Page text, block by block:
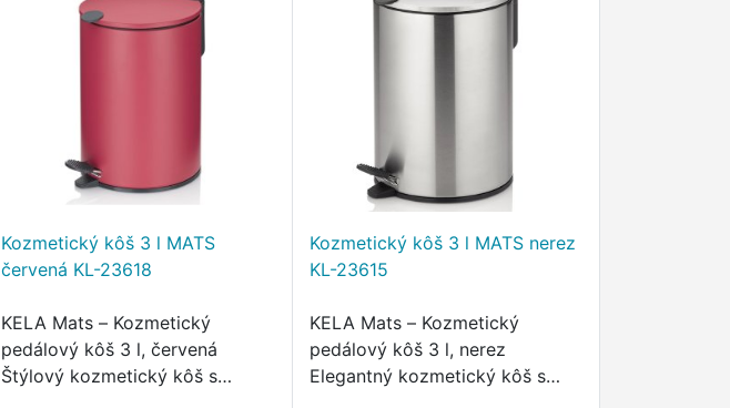
Kozmetický kôš 3 l MATS
červená KL-23618
KELA Mats – Kozmetický
pedálový kôš 3 l, červená
Štýlový kozmetický kôš s
Kozmetický kôš 3 l MATS nerez
KL-23615
KELA Mats – Kozmetický
pedálový kôš 3 l, nerez
Elegantný kozmetický kôš s